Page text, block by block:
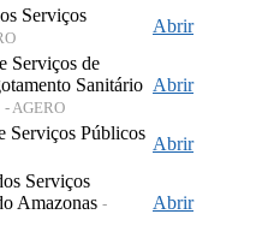
Serviços
Abrir
Serviços de
Sanitário
- AGERO
Abrir
Serviços Públicos
Abrir
Serviços
Amazonas -
Abrir